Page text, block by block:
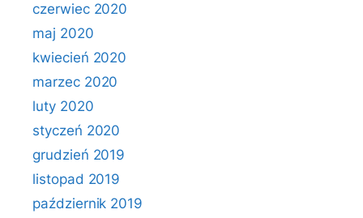
czerwiec 2020
maj 2020
kwiecień 2020
marzec 2020
luty 2020
styczeń 2020
grudzień 2019
listopad 2019
październik 2019